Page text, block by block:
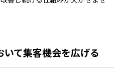
て集客機会を広げる